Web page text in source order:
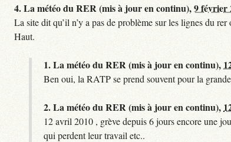
4.La météo du RER (mis à jour en continu),9 février
La site dit qu’il n’y a pas de problème sur les lignes du
Haut.
1.La météo du RER (mis à jour en continu),
Ben oui, la RATP se prend souvent pour la
2.La météo du RER (mis à jour en continu),
12 avril 2010 , grève depuis 6 jours encore une
qui perdent leur travail etc..